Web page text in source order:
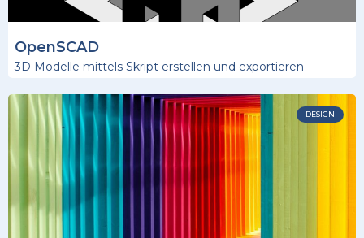
OpenSCAD
3D Modelle mittels Skript erstellen und exportieren
DESIGN